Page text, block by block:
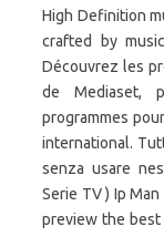
High Definition
crafted by
Découvrez les
de Mediaset,
programmes
international.
senza usare
Serie TV ) Ip
preview the best